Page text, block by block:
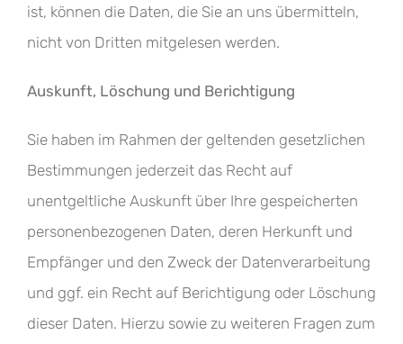
ist, können die Daten, die Sie an uns übermitteln,
nicht von Dritten mitgelesen werden.
Auskunft, Löschung und Berichtigung
Sie haben im Rahmen der geltenden gesetzlichen
Bestimmungen jederzeit das Recht auf
unentgeltliche Auskunft über Ihre gespeicherten
personenbezogenen Daten, deren Herkunft und
Empfänger und den Zweck der Datenverarbeitung
und ggf. ein Recht auf Berichtigung oder Löschung
dieser Daten. Hierzu sowie zu weiteren Fragen zum